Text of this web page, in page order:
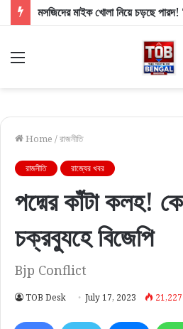
Menu
Home /রাজনীতি
রাজনীতি রাজ্যের খবর
পদ্মের কাঁটা কলহ!
চক্রব্যুহে বিজেপি
Bjp Conflict
TOB Desk July 17, 2023 21,227